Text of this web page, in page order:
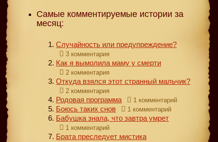
Самые комментируемые истории за
месяц:
Случайность или предупреждение?
3 комментария
Как я вымолила маму у смерти
2 комментария
Откуда взялся этот странный мальчик?
2 комментария
Родовая программа 1 комментарий
Боюсь таких снов 1 комментарий
Бабушка знала, что завтра умрет
1 комментарий
Брата преследует мистика